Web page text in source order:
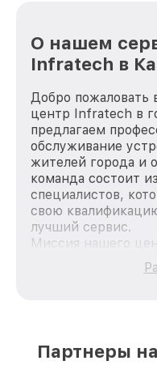
О нашем
Infratech в
Добро пожаловать
центр Infratech в
предлагаем
обслуживание
жителей города и
команда состоит
специалистов,
свою
лучший сервис.
Миссия нашего
качественный и
каждого
лучшим
Партнеры